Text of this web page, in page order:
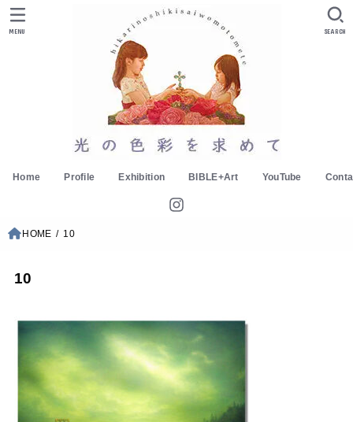
Home Profile Exhibition BIBLE+Art YouTube
SEARCH
MENU
HOME 10
10